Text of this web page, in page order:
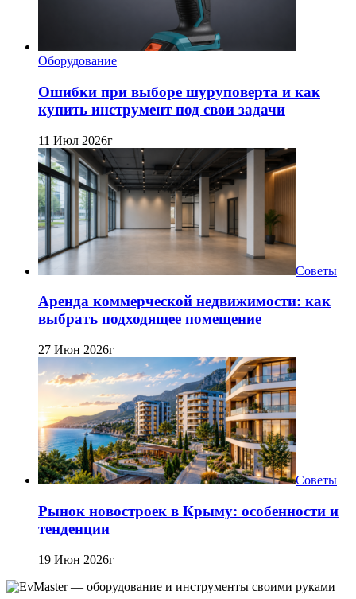
Оборудование
Ошибки при выборе шуруповерта и как
купить инструмент под свои задачи
11 Июл 2026г
Советы
Аренда коммерческой недвижимости: как
выбрать подходящее помещение
27 Июн 2026г
Советы
Рынок новостроек в Крыму: особенности и
тенденции
19 Июн 2026г